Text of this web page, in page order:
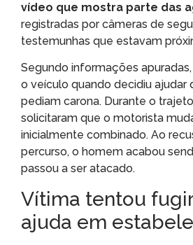
vídeo que mostra parte das
registradas por câmeras de
testemunhas que estavam
Segundo informações
o veículo quando decidiu ajudar
pediam carona. Durante o
solicitaram que o motorista
inicialmente combinado. Ao
percurso, o homem acabou
passou a ser atacado.
Vítima tentou
ajuda em